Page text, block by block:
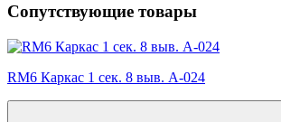
Сопутствующие товары
RM6 Каркас 1 сек. 8 выв. A-024